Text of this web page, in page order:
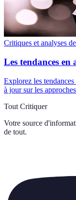
Critiques et analyses
Les tendances en
Explorez les
à jour sur les
Tout Critiquer
Votre source
de tout.